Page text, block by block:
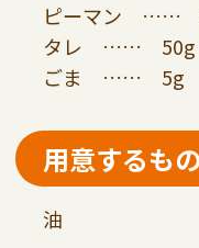
ピーマン ……
タレ …… 50g
ごま …… 5g
用意するもの
油